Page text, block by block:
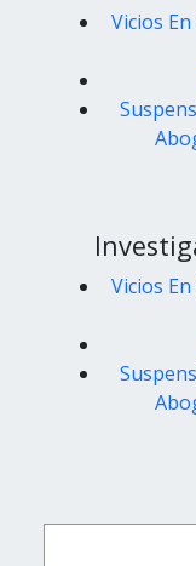
Vicios
Vicios